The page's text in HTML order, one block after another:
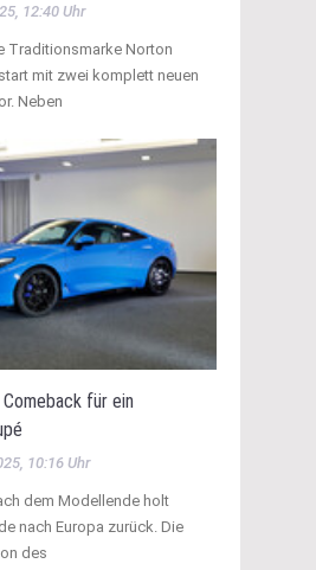
12:40 Uhr
Traditionsmarke Norton
mit zwei komplett neuen
Neben
für ein
10:16 Uhr
dem Modellende holt
nach Europa zurück. Die
des